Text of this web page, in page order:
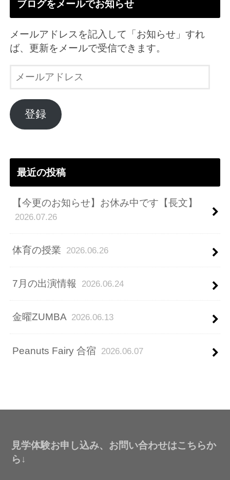
ブログをメールでお知らせ
メールアドレスを記入して「お知らせ」すれ
ば、更新をメールで受信できます。
ル
ア
ド
登録
最近の投稿
【今更のお知らせ】お休み中です【長文】
2026.07.26
体育の授業 2026.06.26
7月の出演情報 2026.06.24
金曜ZUMBA 2026.06.13
Peanuts Fairy 合宿 2026.06.07
見学体験お申し込み、お問い合わせはこちらか
ら↓